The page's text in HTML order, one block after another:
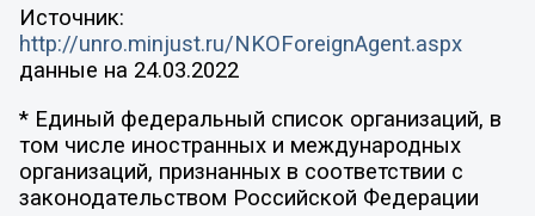
Источник:
http://unro.minjust.ru/NKOForeignAgent.aspx
данные на 24.03.2022
* Единый федеральный список организаций, в
том числе иностранных и международных
организаций, признанных в соответствии с
законодательством Российской Федерации